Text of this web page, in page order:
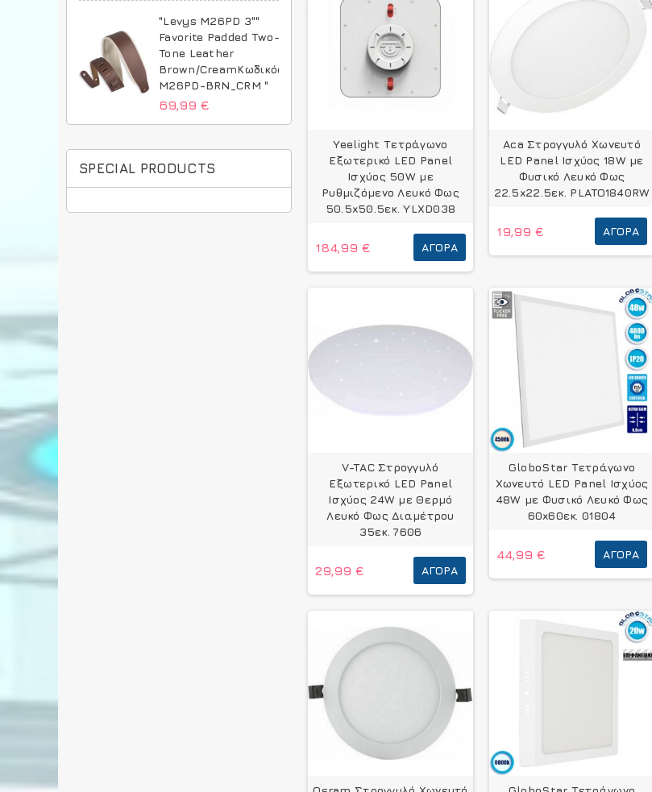
"Levys M26PD 3""
Favorite Padded Two-
Tone Leather
Brown/CreamΚωδικός:
M26PD-BRN_CRM "
69,99 €
SPECIAL PRODUCTS
Yeelight Τετράγωνο
Εξωτερικό LED Panel
Ισχύος 50W με
Ρυθμιζόμενο Λευκό Φως
50.5x50.5εκ. YLXD038
184,99 € ΑΓΟΡΆ
Aca Στρογγυλό Χωνευτό
LED Panel Ισχύος 18W με
Φυσικό Λευκό Φως
22.5x22.5εκ. PLATO1840RW
19,99 € ΑΓΟΡΆ
V-TAC Στρογγυλό
Εξωτερικό LED Panel
Ισχύος 24W με Θερμό
Λευκό Φως Διαμέτρου
35εκ. 7606
29,99 € ΑΓΟΡΆ
GloboStar Τετράγωνο
Χωνευτό LED Panel Ισχύος
48W με Φυσικό Λευκό Φως
60x60εκ. 01804
44,99 € ΑΓΟΡΆ